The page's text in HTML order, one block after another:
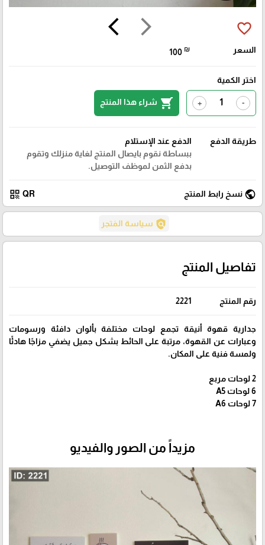
arrow_forward_ios
arrow_back_ios favorite_border
السعر 100 ₪
اختر الكمية
-
+
shopping_cart شراء هذا المنتج
طريقة الدفع
الدفع عند الإستلام
ببساطة نقوم بايصال المنتج لغاية منزلك وتقوم
بدفع الثمن لموظف التوصيل.
public نسخ رابط المنتج QR
qr_code
policy سياسة المَتجر
تفاصيل المنتج
رقم المنتج 2221
جدارية قهوة أنيقة تجمع لوحات مختلفة بألوان دافئة ورسومات
وعبارات عن القهوة، مرتبة على الحائط بشكل جميل يضفي مزاجًا هادئًا
ولمسة فنية على المكان.
2 لوحات مربع
6 لوحات A5
7 لوحات A6
مزيداً من الصور والفيديو